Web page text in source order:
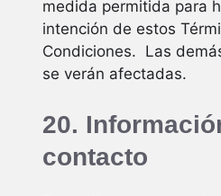
medida permitida para
intención de estos
Condiciones. Las
se verán afectadas.
20.
contacto